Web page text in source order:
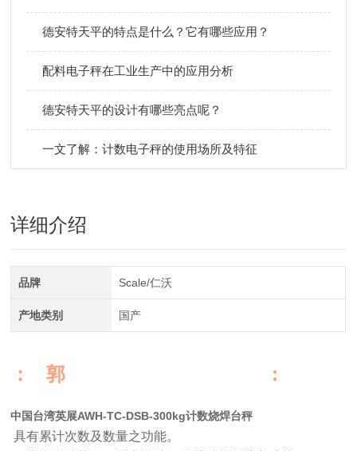
德安特天平的特点是什么？它有哪些应用？
配料电子秤在工业生产中的应用分析
德安特天平的设计有哪些亮点呢？
一文了解：计数电子秤的使用场所及特征
详细介绍
品牌 Scale/仁沃
产地类别 国产
： 郭 :
中国台湾英展AWH-TC-DSB-300kg计数烧焊台秤
具有累计次数及数量之功能。